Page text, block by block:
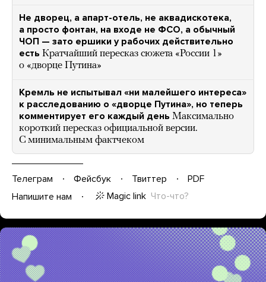
Не дворец, а апарт-отель, не аквадискотека,
а просто фонтан, на входе не ФСО, а обычный
ЧОП — зато ершики у рабочих действительно
есть Кратчайший пересказ сюжета «России 1»
о «дворце Путина»
Кремль не испытывал «ни малейшего интереса»
к расследованию о «дворце Путина», но теперь
комментирует его каждый день Максимально
короткий пересказ официальной версии.
С минимальным фактчеком
Телеграм Фейсбук Твиттер
PDF
Напишите нам
Magic link Что-что?